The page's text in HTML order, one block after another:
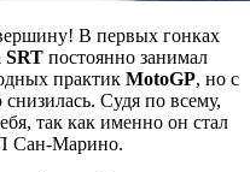
В первых гонках
SRT постоянно занимал
практик MotoGP, но с
Судя по всему,
так как именно он стал
Сан-Марино.